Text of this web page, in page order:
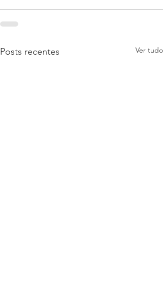
Posts recentes Ver tudo